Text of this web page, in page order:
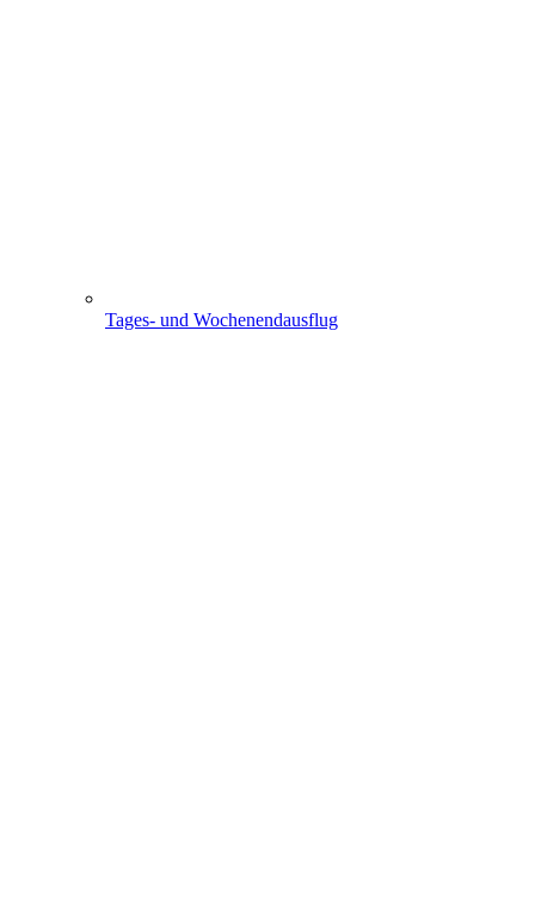
Tages- und Wochenendausflug